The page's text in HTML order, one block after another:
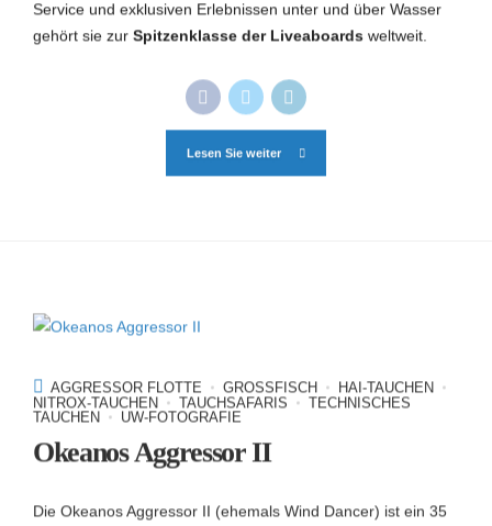
Service und exklusiven Erlebnissen unter und über Wasser
gehört sie zur Spitzenklasse der Liveaboards weltweit.
Lesen Sie weiter
AGGRESSOR FLOTTE GROSSFISCH
HAI-TAUCHEN
NITROX-TAUCHEN
TAUCHSAFARIS
TECHNISCHES
TAUCHEN
UW-FOTOGRAFIE
Okeanos Aggressor II
Die Okeanos Aggressor II (ehemals Wind Dancer) ist ein 35